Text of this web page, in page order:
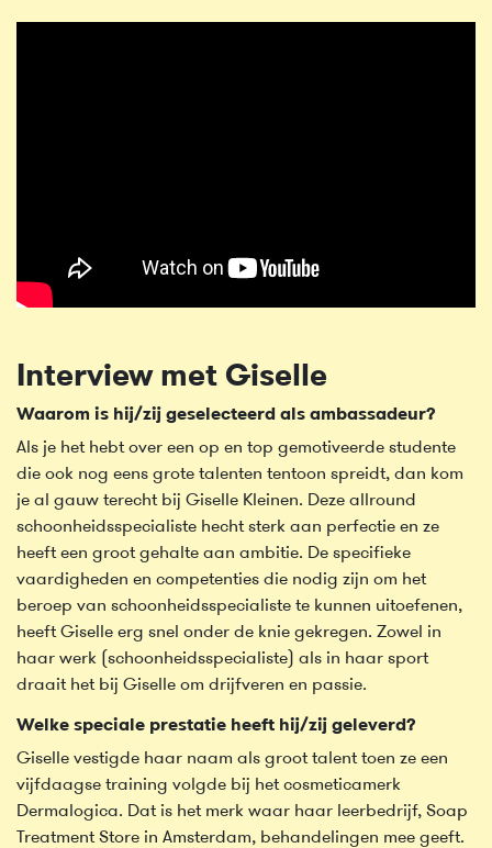
Interview met Giselle
Waarom is hij/zij geselecteerd als ambassadeur?
Als je het hebt over een op en top gemotiveerde studente
die ook nog eens grote talenten tentoon spreidt, dan kom
je al gauw terecht bij Giselle Kleinen. Deze allround
schoonheidsspecialiste hecht sterk aan perfectie en ze
heeft een groot gehalte aan ambitie. De specifieke
vaardigheden en competenties die nodig zijn om het
beroep van schoonheidsspecialiste te kunnen uitoefenen,
heeft Giselle erg snel onder de knie gekregen. Zowel in
haar werk (schoonheidsspecialiste) als in haar sport
draait het bij Giselle om drijfveren en passie.
Welke speciale prestatie heeft hij/zij geleverd?
Giselle vestigde haar naam als groot talent toen ze een
vijfdaagse training volgde bij het cosmeticamerk
Dermalogica. Dat is het merk waar haar leerbedrijf, Soap
Treatment Store in Amsterdam, behandelingen mee geeft.